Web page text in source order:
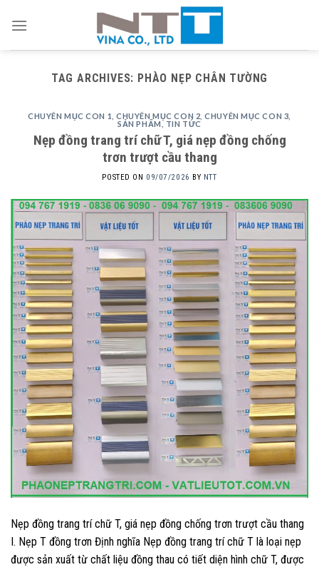
TAG ARCHIVES: PHÀO NẸP CHÂN TƯỜNG
CHUYÊN MỤC CON 1 ,CHUYÊN MỤC CON 2 ,CHUYÊN MỤC CON 3
SẢN PHẨM , TIN TỨC
Nẹp đồng trang trí chữ T, giá nẹp đồng chống
trơn trượt cầu thang
POSTED ON 09/07/2026 BY NTT
Nẹp đồng trang trí chữ T, giá nẹp đồng chống trơn trượt cầu thang
I. Nẹp T đồng trơn Định nghĩa Nẹp đồng trang trí chữ T là loại nẹp
được sản xuất từ chất liệu đồng thau có tiết diện hình chữ T, được